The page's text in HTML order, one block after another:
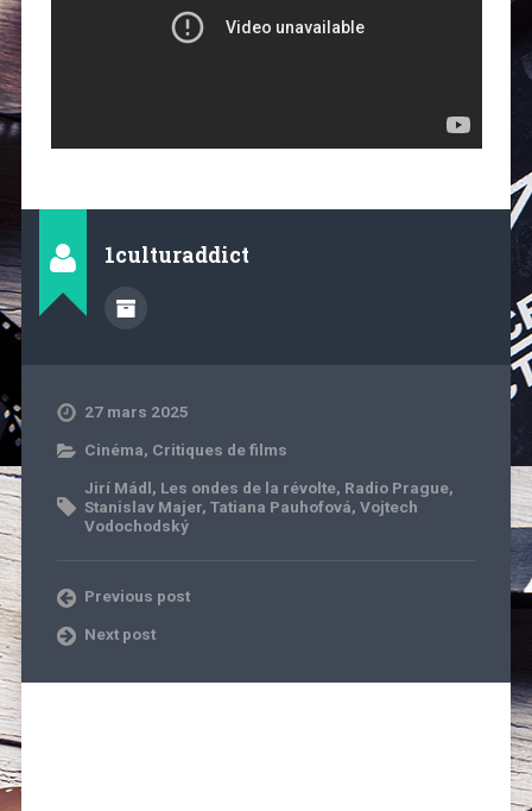
1culturaddict
27 mars 2025
Cinéma, Critiques de films
Jirí Mádl, Les ondes de la révolte, Radio Prague,
Stanislav Majer, Tatiana Pauhofová, Vojtech
Vodochodský
Previous post
Next post